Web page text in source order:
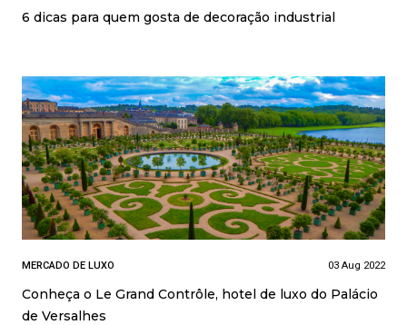
6 dicas para quem gosta de decoração industrial
MERCADO DE LUXO 03 Aug 2022
Conheça o Le Grand Contrôle, hotel de luxo do Palácio
de Versalhes